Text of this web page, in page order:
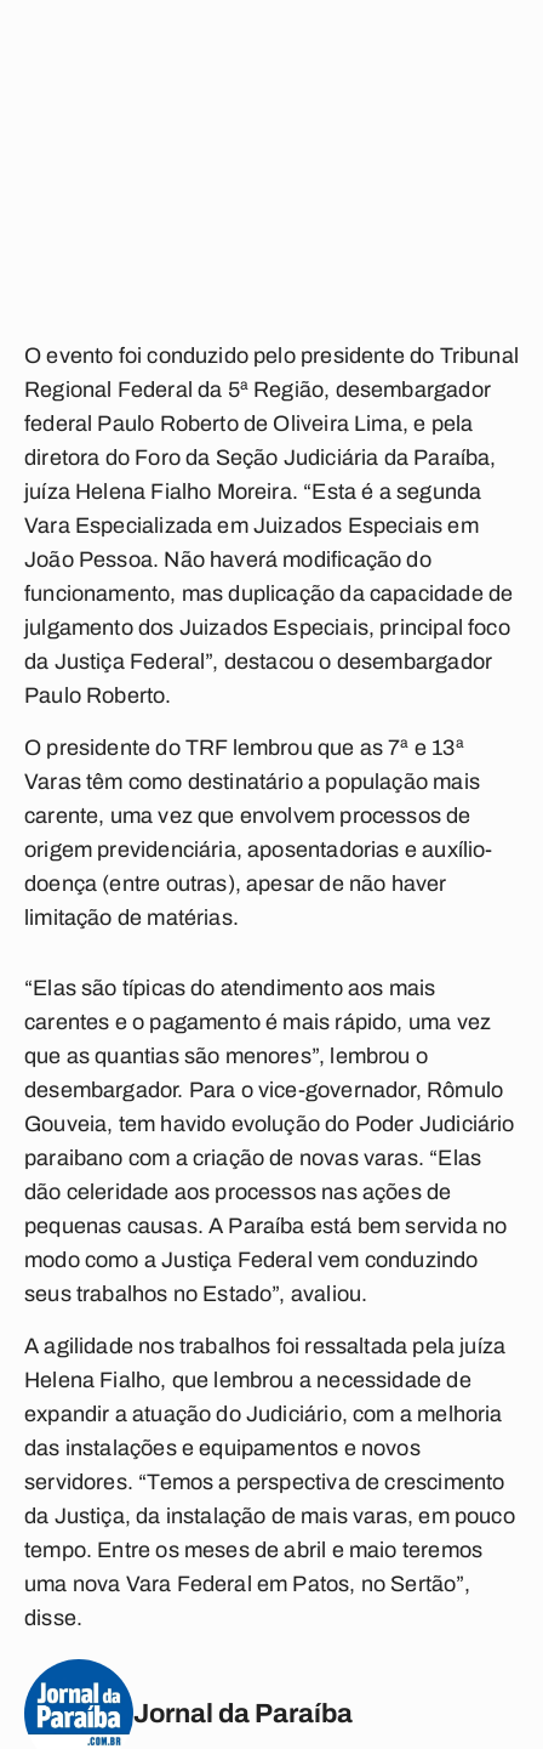
O evento foi conduzido pelo presidente do Tribunal
Regional Federal da 5ª Região, desembargador
federal Paulo Roberto de Oliveira Lima, e pela
diretora do Foro da Seção Judiciária da Paraíba,
juíza Helena Fialho Moreira. “Esta é a segunda
Vara Especializada em Juizados Especiais em
João Pessoa. Não haverá modificação do
funcionamento, mas duplicação da capacidade de
julgamento dos Juizados Especiais, principal foco
da Justiça Federal”, destacou o desembargador
Paulo Roberto.
O presidente do TRF lembrou que as 7ª e 13ª
Varas têm como destinatário a população mais
carente, uma vez que envolvem processos de
origem previdenciária, aposentadorias e auxílio-
doença (entre outras), apesar de não haver
limitação de matérias.
“Elas são típicas do atendimento aos mais
carentes e o pagamento é mais rápido, uma vez
que as quantias são menores”, lembrou o
desembargador. Para o vice-governador, Rômulo
Gouveia, tem havido evolução do Poder Judiciário
paraibano com a criação de novas varas. “Elas
dão celeridade aos processos nas ações de
pequenas causas. A Paraíba está bem servida no
modo como a Justiça Federal vem conduzindo
seus trabalhos no Estado”, avaliou.
A agilidade nos trabalhos foi ressaltada pela juíza
Helena Fialho, que lembrou a necessidade de
expandir a atuação do Judiciário, com a melhoria
das instalações e equipamentos e novos
servidores. “Temos a perspectiva de crescimento
da Justiça, da instalação de mais varas, em pouco
tempo. Entre os meses de abril e maio teremos
uma nova Vara Federal em Patos, no Sertão”,
disse.
Jornal da Paraíba